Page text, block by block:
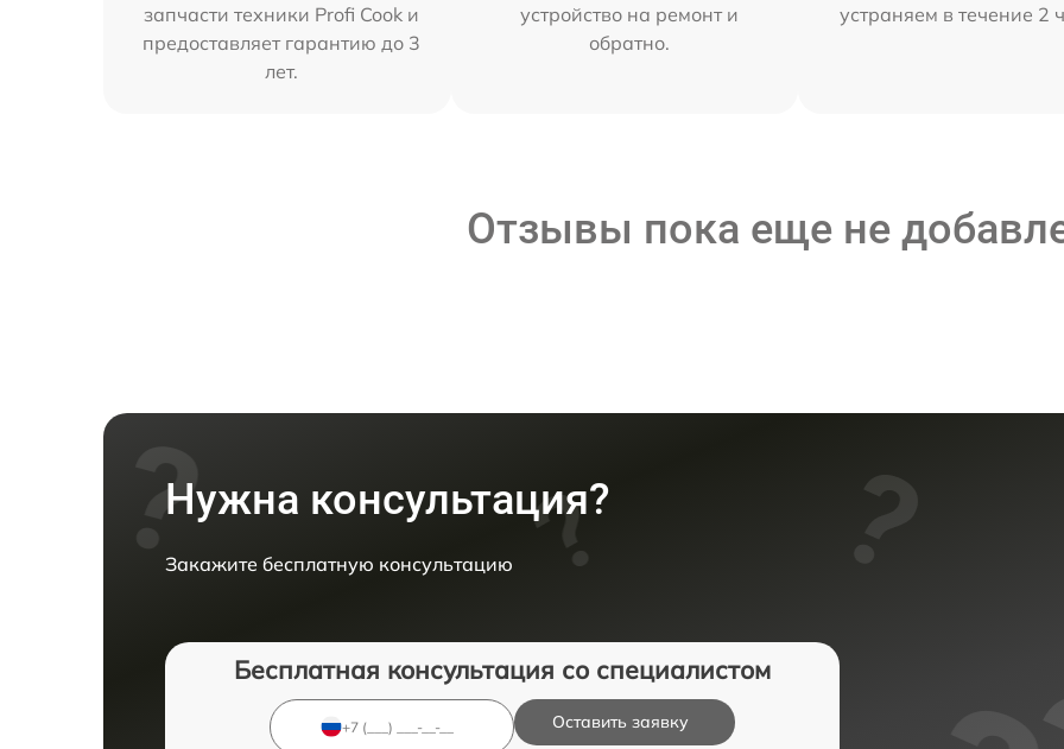
запчасти техники Profi Cook и
предоставляет гарантию до 3
лет.
устройство на ремонт и
обратно.
устраняем в течение 2
Отзывы пока еще не
Нужна консультация?
Закажите бесплатную консультацию
Бесплатная консультация со специалистом
Оставить заявку